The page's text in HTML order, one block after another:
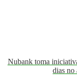
Nubank toma
dias no